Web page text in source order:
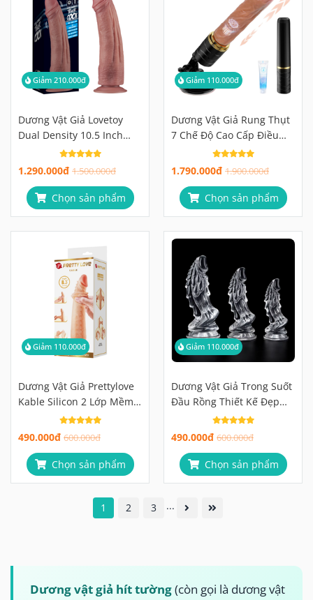
Giảm 210.000đ
Dương Vật Giả Lovetoy
Dual Density 10.5 Inch
Mềm Như Thật, Rung 10
Chế Độ
1.290.000đ 1.500.000đ
Chọn sản phẩm
Giảm 110.000đ
Dương Vật Giả Rung Thụt
7 Chế Độ Cao Cấp Điều
Khiển Từ Xa
1.790.000đ 1.900.000đ
Chọn sản phẩm
Giảm 110.000đ
Dương Vật Giả Prettylove
Kable Silicon 2 Lớp Mềm
Mịn Như Thật
490.000đ 600.000đ
Chọn sản phẩm
Giảm 110.000đ
Dương Vật Giả Trong Suốt
Đầu Rồng Thiết Kế Đẹp
490.000đ 600.000đ
Chọn sản phẩm
1 2 3 ...
Dương vật giả hít tường(còn gọi là dương vật